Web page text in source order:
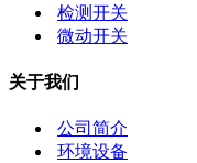
检测开关
微动开关
关于我们
公司简介
环境设备